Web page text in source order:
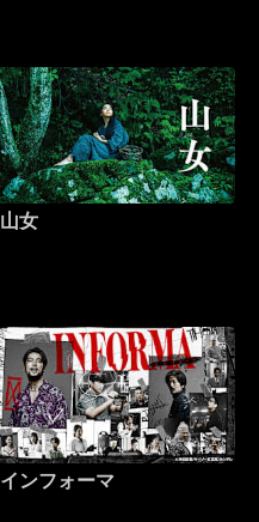
山女
インフォーマ